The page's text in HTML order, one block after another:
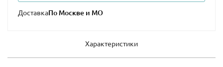
Доставка
Характеристики